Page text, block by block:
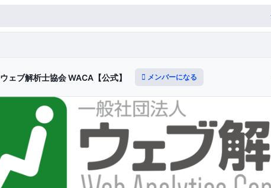
ウェブ解析士協会 WACA【公式】 メンバーになる